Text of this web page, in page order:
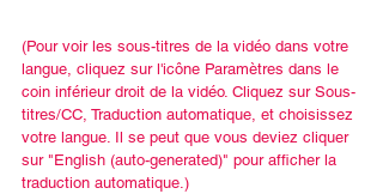
(Pour voir les sous-titres de la vidéo dans votre
langue, cliquez sur l'icône Paramètres dans le
coin inférieur droit de la vidéo. Cliquez sur Sous-
titres/CC, Traduction automatique, et choisissez
votre langue. Il se peut que vous deviez cliquer
sur "English (auto-generated)" pour afficher la
traduction automatique.)